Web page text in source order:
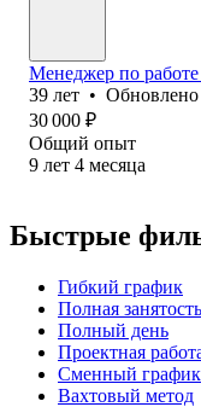
Менеджер по
39 лет • Обновлено
30 000 ₽
Общий опыт
9 лет 4 месяца
Быстрые
Гибкий график
Полная занятость
Полный день
Проектная
Сменный график
Вахтовый метод